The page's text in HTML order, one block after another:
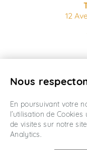
12
Nous
En poursuivant votre
l’utilisation de
de visites sur notre
Analytics.